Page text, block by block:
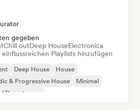
gegeben
Chill outDeep HouseElectronica
Playlists hinzufügen
Deep House
House
& Progressive House
Minimal
Downtempo